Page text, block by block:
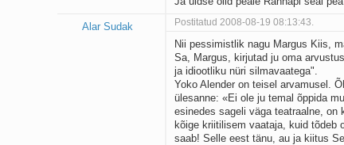
Alar Sudak Postitatud 2008-08-19 08:13:43.
Nii pessimistlik nagu Margus Kiis,
Sa, Margus, kirjutad ju oma
ja idiootliku nüri silmavaatega".
Yoko Alender on teisel arvamusel.
ülesanne: «Ei ole ju temal õppida
esinedes sageli väga teatraalne,
kõige kriitilisem vaataja, kuid tõdeb
saab! Selle eest tänu, au ja kiitus